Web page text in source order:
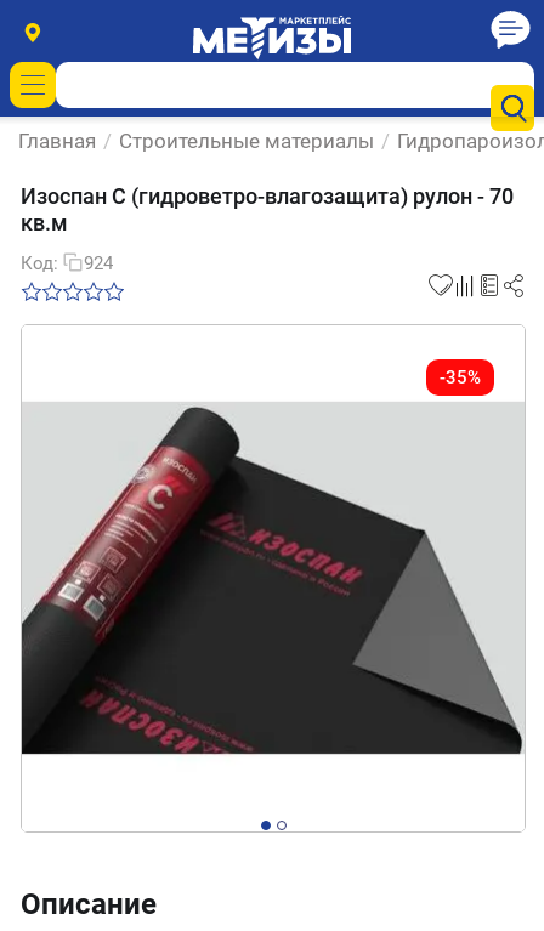
Главная / Строительные материалы /
Изоспан С (гидроветро-влагозащита) рулон - 70
кв.м
Код: 924
-35%
Описание